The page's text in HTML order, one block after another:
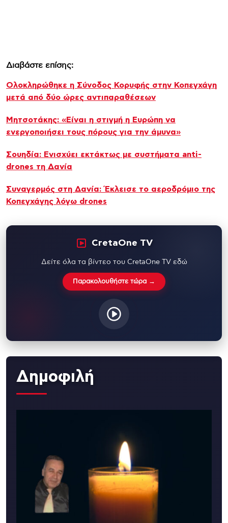
Διαβάστε επίσης:
Ολοκληρώθηκε η Σύνοδος Κορυφής στην Κοπεγχάγη
μετά από δύο ώρες αντιπαραθέσεων
Μητσοτάκης: «Είναι η στιγμή η Ευρώπη να
ενεργοποιήσει τους πόρους για την άμυνα»
Σουηδία: Ενισχύει εκτάκτως με συστήματα anti-
drones τη Δανία
Συναγερμός στη Δανία: Έκλεισε το αεροδρόμιο της
Κοπεγχάγης λόγω drones
CretaOne TV
Δείτε όλα τα βίντεο του CretaOne TV εδώ
Παρακολουθήστε τώρα →
Δημοφιλή